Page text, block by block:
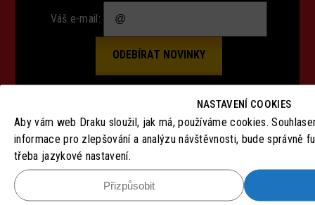
NASTAVENÍ COOKIES
Aby vám web Draku sloužil, jak má, používáme cookies.
informace pro zlepšování a analýzu návštěvnosti, bude správně
třeba jazykové nastavení.
Přizpůsobit
Váš e-mail:
SLEDUJTE NÁS